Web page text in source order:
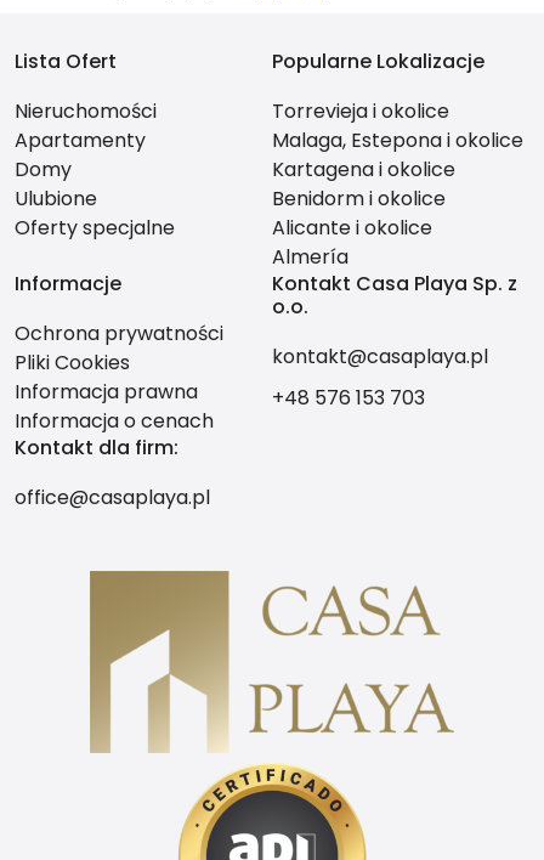
Lista Ofert
Nieruchomości
Apartamenty
Domy
Ulubione
Oferty specjalne
Popularne Lokalizacje
Torrevieja i okolice
Malaga, Estepona i okolice
Kartagena i okolice
Benidorm i okolice
Alicante i okolice
Almería
Informacje
Ochrona prywatności
Pliki Cookies
Informacja prawna
Informacja o cenach
Kontakt Casa Playa Sp. z
o.o.
kontakt@casaplaya.pl
+48 576 153 703
Kontakt dla firm:
office@casaplaya.pl